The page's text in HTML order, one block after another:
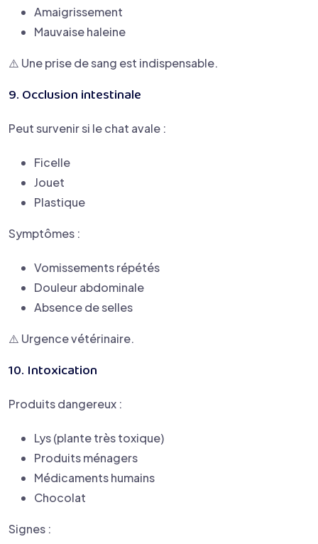
Amaigrissement
Mauvaise haleine
⚠️ Une prise de sang est indispensable.
9. Occlusion intestinale
Peut survenir si le chat avale :
Ficelle
Jouet
Plastique
Symptômes :
Vomissements répétés
Douleur abdominale
Absence de selles
⚠️ Urgence vétérinaire.
10. Intoxication
Produits dangereux :
Lys (plante très toxique)
Produits ménagers
Médicaments humains
Chocolat
Signes :